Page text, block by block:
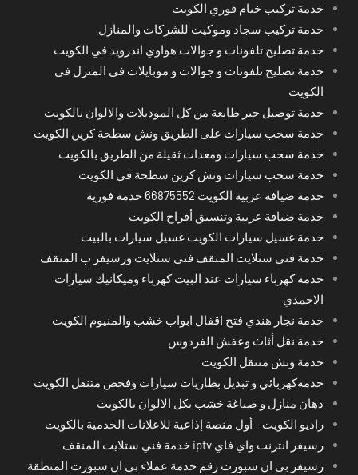
خدمة تركيب خيام فوري الكويت
خدمة تركيب سجاد وموكيت للشركات والمنازل
خدمة تصليح تلفونات و جوالات هواوي اندرويد في الكويت
خدمة تصليح تلفونات و جوالات و موبايلات في المنزل في
الكويت
خدمة توصيل حبر طابعة من كل الموديلات والالوان بالكويت
خدمة سحب سيارات على الطريق ونش سطحة كرين الكويت
خدمة سحب سيارات ومعدات ثقيلة من الطريق بالكويت
خدمة سحب سيارات ونش كرين سطحة في الكويت
خدمة ضيافة عربية الكويت 66875552 خدمة فورية
خدمة ضيافة عربية وتنسيق أفراح الكويت
خدمة غسيل سيارات الكويت غسيل سيارات بالبيت
خدمة فني ستلايت المنقف فني ستلايت ورسيفر ب المنقف
خدمة كهرباء سيارات عند البيت كهرباء وميكانيك سيارات
الاحمدي
خدمة نجار هندي فتح اقفال ابواب خشب والمنيوم الكويت
خدمة نقل أثاث وعفش الفردوس
خدمة ونش متنقل الكويت
خدمةكهربائي و تبديل بطاريات سيارات وفحص متنقل الكويت
دهان منازل و صباغة خشب بكل الالوان بالكويت
راديو الكويت - أول منصة إذاعية للاعلانات الخدمية بالكويت
رسيفر انترنت واي فاي iptv خدمة فني ستلايت المنقف
رسيفر بي ان سبورت رقم خدمة عملاء بي ان سبورت المنطقة